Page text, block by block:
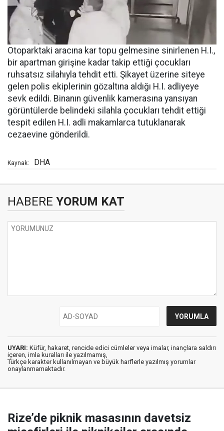
Otoparktaki aracına kar topu gelmesine sinirlenen H.I.,
bir apartman girişine kadar takip ettiği çocukları
ruhsatsız silahıyla tehdit etti. Şikayet üzerine siteye
gelen polis ekiplerinin gözaltına aldığı H.I. adliyeye
sevk edildi. Binanın güvenlik kamerasına yansıyan
görüntülerde belindeki silahla çocukları tehdit ettiği
tespit edilen H.I. adli makamlarca tutuklanarak
cezaevine gönderildi.
Kaynak: DHA
HABERE YORUM KAT
UYARI: Küfür, hakaret, rencide edici cümleler veya imalar, inançlara saldırı
içeren, imla kuralları ile yazılmamış,
Türkçe karakter kullanılmayan ve büyük harflerle yazılmış yorumlar
onaylanmamaktadır.
Rize’de piknik masasının davetsiz